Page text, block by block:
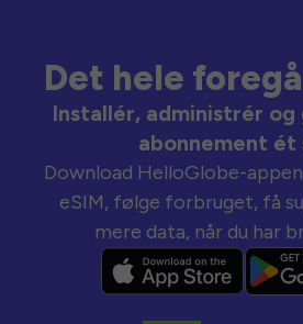
Det hele
Installér, administrér
abonnement ét
Download HelloGlobe-
eSIM, følge forbruget, få
mere data, når du har